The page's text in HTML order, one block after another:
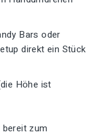
Bars oder
direkt ein Stück
Höhe ist
zum